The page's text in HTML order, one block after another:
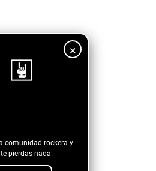
×
comunidad rockera y
pierdas nada.
Potion